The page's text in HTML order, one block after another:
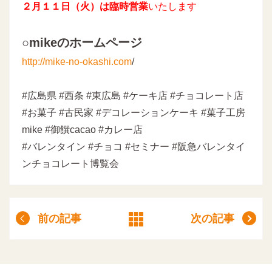
２月１１日（火）は臨時営業いたします
○mikeのホームページ
http://mike-no-okashi.com/
#広島県 #西条 #東広島 #ケーキ店 #チョコレート店
#お菓子 #古民家 #デコレーションケーキ #菓子工房
mike #御饌cacao #カレー店
#バレンタイン #チョコ #セミナー #阪急バレンタイ
ンチョコレート博覧会
前の記事 次の記事